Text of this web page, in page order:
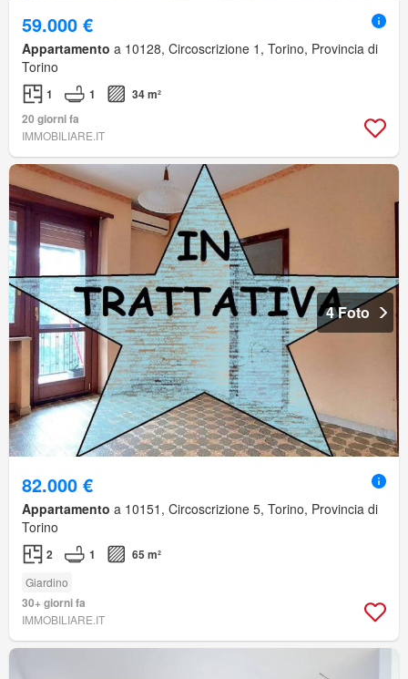
59.000 €
Appartamento a 10128, Circoscrizione 1, Torino, Provincia di
Torino
1 1
34 m²
20 giorni fa
IMMOBILIARE.IT
4 Foto
82.000 €
Appartamento a 10151, Circoscrizione 5, Torino, Provincia di
Torino
2 1 65 m²
Giardino
30+ giorni fa
IMMOBILIARE.IT